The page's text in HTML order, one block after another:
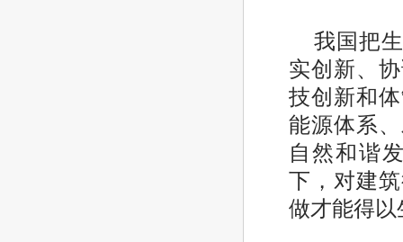
我国把
实创新、
技创新和
能源体系
自然和谐
下，对建
做才能得以